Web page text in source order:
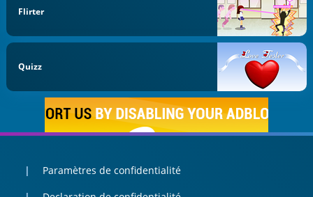
Flirter
Quizz
Paramètres de confidentialité